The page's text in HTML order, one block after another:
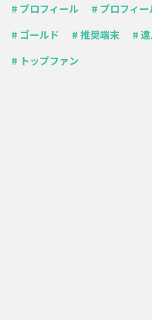
# プロフィール # プロフィ
# ゴールド
# 推奨端末 #
# トップファン